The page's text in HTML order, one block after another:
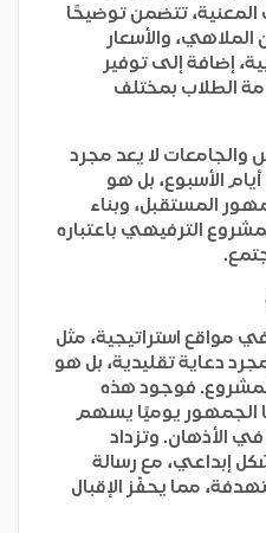
تتضمن توضيحًا
والأسعار
إضافة إلى توفير
الطلاب بمختلف
والجامعات لا يعد مجرد
الأسبوع، بل هو
المستقبل، وبناء
الترفيهي باعتباره
مواقع استراتيجية، مثل
دعاية تقليدية، بل هو
فوجود هذه
الجمهور يوميًا يسهم
الأذهان. وتزداد
إبداعي، مع رسالة
مما يحفّز الإقبال